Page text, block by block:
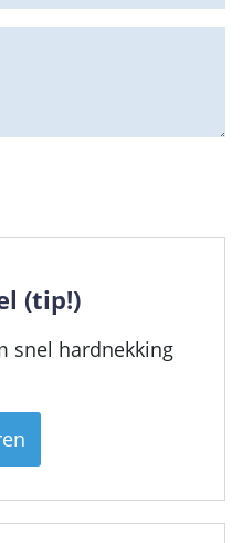
(tip!)
snel hardnekking